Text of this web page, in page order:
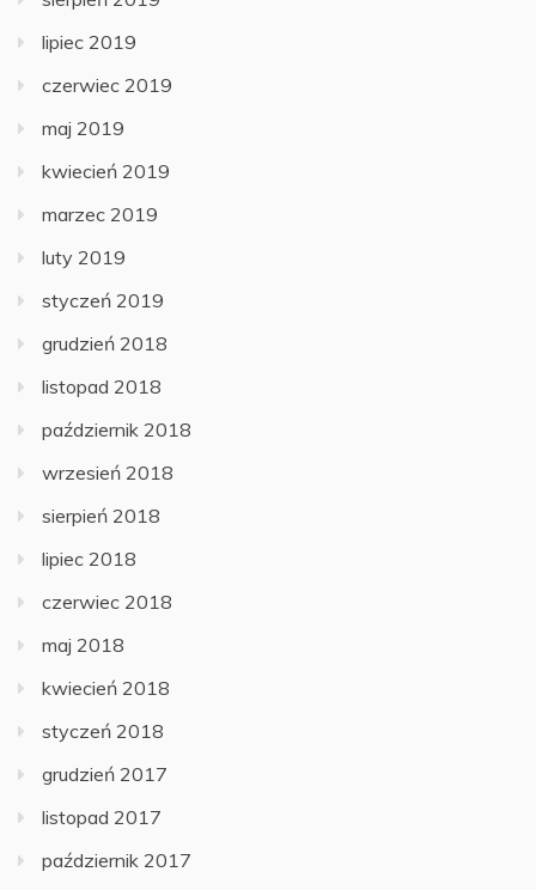
lipiec 2019
czerwiec 2019
maj 2019
kwiecień 2019
marzec 2019
luty 2019
styczeń 2019
grudzień 2018
listopad 2018
październik 2018
wrzesień 2018
sierpień 2018
lipiec 2018
czerwiec 2018
maj 2018
kwiecień 2018
styczeń 2018
grudzień 2017
listopad 2017
październik 2017